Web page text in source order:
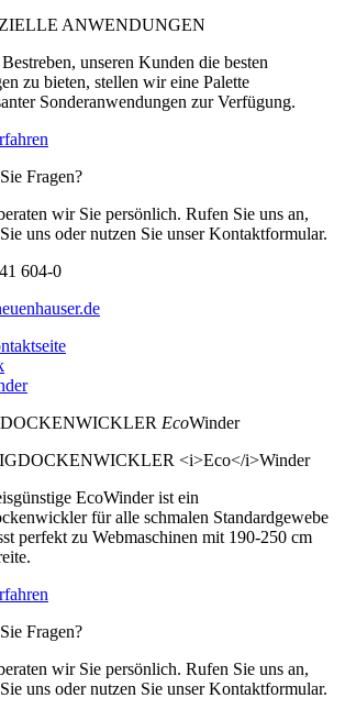
unseren Kunden die besten
zu bieten, stellen wir eine Palette
Sonderanwendungen zur Verfügung.
Fragen?
wir Sie persönlich. Rufen Sie uns an,
uns oder nutzen Sie unser Kontaktformular.
604-0
EcoWinder
EcoWinder ist ein
für alle schmalen Standardgewebe
perfekt zu Webmaschinen mit 190-250 cm
Fragen?
wir Sie persönlich. Rufen Sie uns an,
uns oder nutzen Sie unser Kontaktformular.